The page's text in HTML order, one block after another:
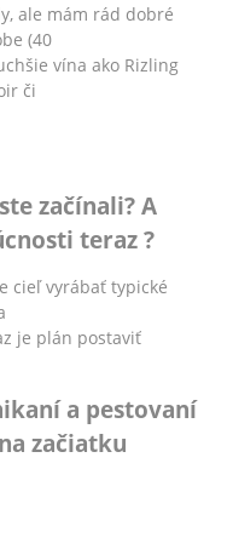
ale mám rád dobré
(40
vína ako Rizling
či
začínali? A
teraz ?
cieľ vyrábať typické
je plán postaviť
a pestovaní
začiatku